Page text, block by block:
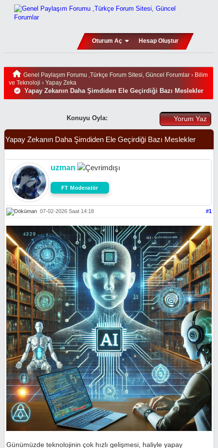
Oturum Aç Hesap Oluştur
Genel Paylaşım Forumu ,Türkçe Forum Sitesi, Güncel Forumlar › Bilim
ve Teknoloji › Yapay Zeka
Yapay Zekanın Daha Şimdiden Ele Geçirdiği Bazı Meslekler
Yorum Yaz
Konuyu Oyla:
Yapay Zekanın Daha Şimdiden Ele Geçirdiği Bazı Meslekler
uzman
FT Moderatör
#1
07-02-2026 Saat 14:18
Günümüzde teknolojinin çok hızlı gelişmesi, haliyle yapay